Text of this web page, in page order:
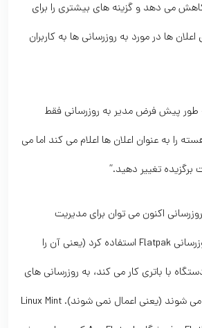
می دهد و گزینه های بیشتری را برای
ها در مورد به روزرسانی ها به کاربران
طور پیش فرض مدیر به روزرسانی فقط
را به عنوان اعلان ها اعلام می کند اما می
برگزیده تغییر دهید.”
اکنون می توان برای مدیریت
تنظیمات برگزیده به روزرسانی Flatpak استفاده کرد (یعنی آن را
با باتری کار می کند، به روزرسانی های
Flatpak موقتاً متوقف می شوند (یعنی اعمال نمی شوند). Linux Mint